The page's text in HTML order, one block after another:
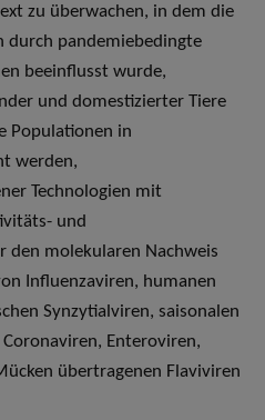
zu überwachen, in dem die
durch pandemiebedingte
beeinflusst wurde,
und domestizierter Tiere
Populationen in
werden,
Technologien mit
und
den molekularen Nachweis
Influenzaviren, humanen
Synzytialviren, saisonalen
Enteroviren,
übertragenen Flaviviren